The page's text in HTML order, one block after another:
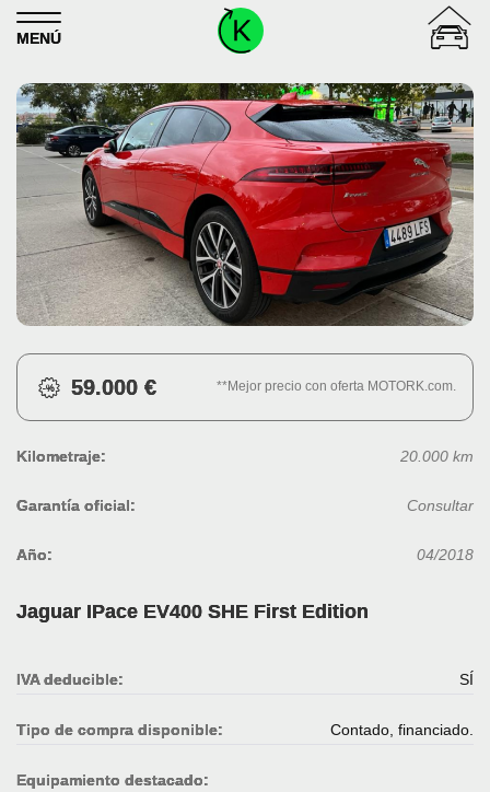
Skip to content
MENÚ
59.000 € **Mejor precio con oferta MOTORK.com.
Kilometraje: 20.000 km
Garantía oficial: Consultar
Año: 04/2018
Jaguar IPace EV400 SHE First Edition
IVA deducible: SÍ
Tipo de compra disponible: Contado, financiado.
Equipamiento destacado: